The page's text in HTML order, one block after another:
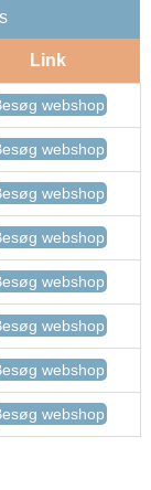
Link
webshop
webshop
webshop
webshop
webshop
webshop
webshop
webshop